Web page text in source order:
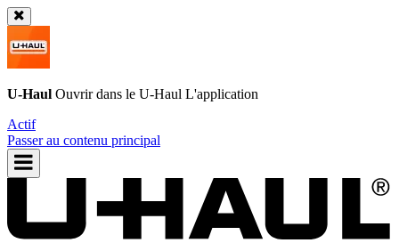
U-Haul Ouvrir dans le U-Haul L'application
Actif
Passer au contenu principal